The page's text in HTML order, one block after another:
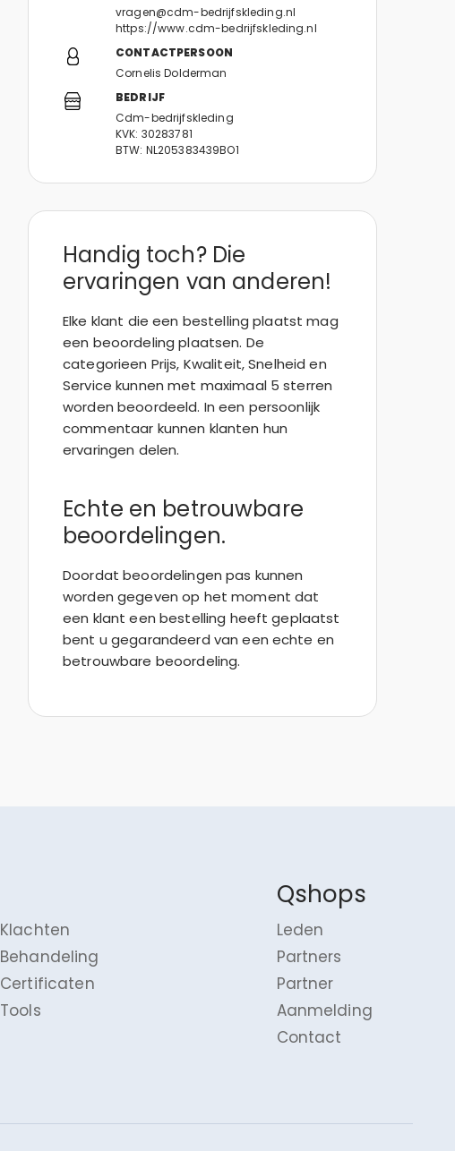
vragen@cdm-bedrijfskleding.nl
https://www.cdm-bedrijfskleding.nl
CONTACTPERSOON
Cornelis Dolderman
BEDRIJF
Cdm-bedrijfskleding
KVK: 30283781
BTW: NL205383439BO1
Handig toch? Die
ervaringen van anderen!
Elke klant die een bestelling plaatst mag
een beoordeling plaatsen. De
categorieen Prijs, Kwaliteit, Snelheid en
Service kunnen met maximaal 5 sterren
worden beoordeeld. In een persoonlijk
commentaar kunnen klanten hun
ervaringen delen.
Echte en betrouwbare
beoordelingen.
Doordat beoordelingen pas kunnen
worden gegeven op het moment dat
een klant een bestelling heeft geplaatst
bent u gegarandeerd van een echte en
betrouwbare beoordeling.
Klachten
Behandeling
Certificaten
Tools
Qshops
Leden
Partners
Partner
Aanmelding
Contact